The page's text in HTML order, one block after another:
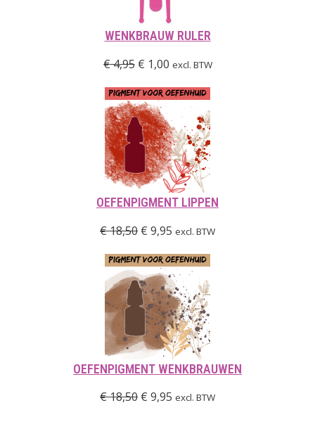
WENKBRAUW RULER
€4,95 € 1,00 excl. BTW
OEFENPIGMENT LIPPEN
€18,50 € 9,95 excl. BTW
OEFENPIGMENT WENKBRAUWEN
€18,50 € 9,95 excl. BTW